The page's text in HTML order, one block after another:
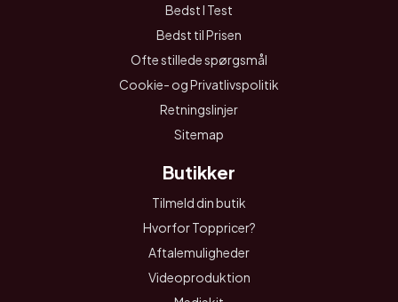
Bedst I Test
Bedst til Prisen
Ofte stillede spørgsmål
Cookie- og Privatlivspolitik
Retningslinjer
Sitemap
Butikker
Tilmeld din butik
Hvorfor Toppricer?
Aftalemuligheder
Videoproduktion